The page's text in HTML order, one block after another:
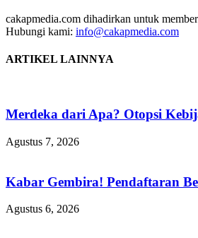
cakapmedia.com dihadirkan untuk
Hubungi kami: info@cakapmedia.com
ARTIKEL LAINNYA
Merdeka dari Apa? Otopsi
Agustus 7, 2026
Kabar Gembira! Pendaftaran
Agustus 6, 2026